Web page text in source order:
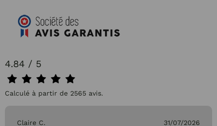
4.84 / 5
Calculé à partir de 2565 avis.
Claire C. 31/07/2026